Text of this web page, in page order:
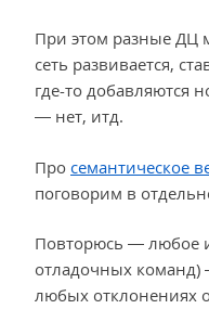
При этом разные ДЦ
сеть развивается,
где-то добавляются
— нет, итд.
Про семантическое
поговорим в
Повторюсь — любое
отладочных
любых отклонениях